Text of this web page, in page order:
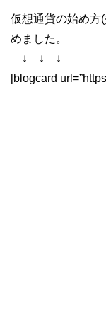
仮想通貨の始め方
めました。
↓ ↓ ↓
[blogcard